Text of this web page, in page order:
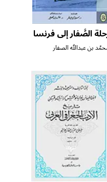
الصَّفار إلى فرنسا
بن عبدالله الصفار